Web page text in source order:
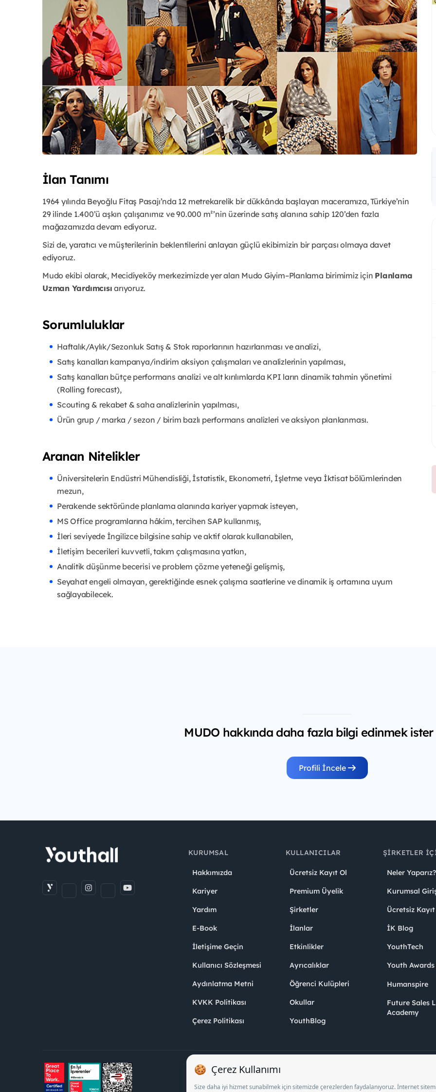
İlan Tanımı
1964 yılında Beyoğlu Fitaş Pasajı’nda 12 metrekarelik bir dükkânda başlayan maceramıza, Türkiye’nin
29 ilinde 1.400’ü aşkın çalışanımız ve 90.000 m²’nin üzerinde satış alanına sahip 120’den fazla
mağazamızda devam ediyoruz.
Sizi de, yaratıcı ve müşterilerinin beklentilerini anlayan güçlü ekibimizin bir parçası olmaya davet
ediyoruz.
Mudo ekibi olarak, Mecidiyeköy merkezimizde yer alan Mudo Giyim–Planlama birimimiz için Planlama
Uzman Yardımcısı arıyoruz.
Sorumluluklar
Haftalık/Aylık/Sezonluk Satış & Stok raporlarının hazırlanması ve analizi,
Satış kanalları kampanya/indirim aksiyon çalışmaları ve analizlerinin yapılması,
Satış kanalları bütçe performans analizi ve alt kırılımlarda KPI ların dinamik tahmin yönetimi
(Rolling forecast),
Scouting & rekabet & saha analizlerinin yapılması,
Ürün grup / marka / sezon / birim bazlı performans analizleri ve aksiyon planlanması.
Aranan Nitelikler
Üniversitelerin Endüstri Mühendisliği, İstatistik, Ekonometri, İşletme veya İktisat bölümlerinden
mezun,
Perakende sektöründe planlama alanında kariyer yapmak isteyen,
MS Office programlarına hâkim, tercihen SAP kullanmış,
İleri seviyede İngilizce bilgisine sahip ve aktif olarak kullanabilen,
İletişim becerileri kuvvetli, takım çalışmasına yatkın,
Analitik düşünme becerisi ve problem çözme yeteneği gelişmiş,
Seyahat engeli olmayan, gerektiğinde esnek çalışma saatlerine ve dinamik iş ortamına uyum
sağlayabilecek.
MUDO hakkında daha fazla bilgi edinmek ister
Profili İncele
KURUMSAL
Hakkımızda
Kariyer
Yardım
E-Book
İletişime Geçin
Kullanıcı Sözleşmesi
Aydınlatma Metni
KVKK Politikası
Çerez Politikası
KULLANICILAR
Ücretsiz Kayıt Ol
Premium Üyelik
Şirketler
İlanlar
Etkinlikler
Ayrıcalıklar
Öğrenci Kulüpleri
Okullar
YouthBlog
ŞIRKETLER
Neler Yaparız?
Kurumsal
Ücretsiz Kayıt
İK Blog
YouthTech
Youth Awards
Humanspire
Future Sales
Academy